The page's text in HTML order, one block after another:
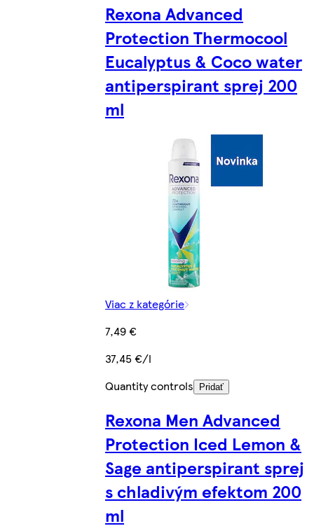
Rexona Advanced
Protection Thermocool
Eucalyptus & Coco water
antiperspirant sprej 200
ml
Viac z kategórie
7,49 €
37,45 €/l
Quantity controls
Pridať
Rexona Men Advanced
Protection Iced Lemon &
Sage antiperspirant sprej
s chladivým efektom 200
ml